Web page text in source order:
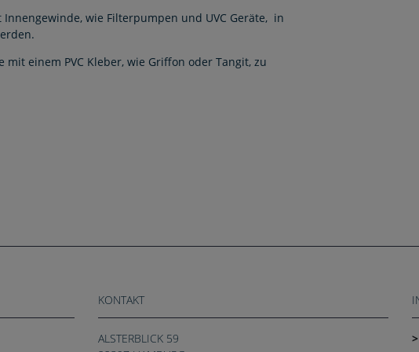
wie Filterpumpen und UVC Geräte, in
einem PVC Kleber, wie Griffon oder Tangit, zu
KONTAKT
ALSTERBLICK 59